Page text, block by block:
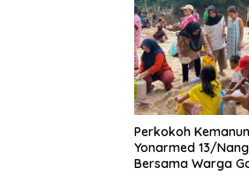
Perkokoh
Yonarmed 13/
Bersama Warga